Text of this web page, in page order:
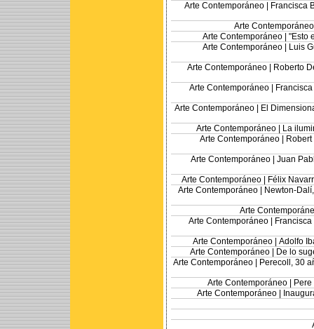
Arte Contemporáneo | Francisca
Arte
Arte Contemporáneo | "Esto
Arte Contemporáneo |
Luis
Arte Contemporáneo | Roberto
Arte Contemporáneo |
Arte Contemporáneo | El
Arte Contemporáneo |
La
Arte Contemporáneo |
Arte Contemporáneo | Juan
Arte Contemporáneo |
Félix
Arte Contemporáneo |
Newton-
Arte
Arte Contemporáneo |
Arte Contemporáneo | Adolfo
Arte Contemporáneo |
De lo
Arte Contemporáneo |
Perecoll, 30
Arte Contemporáneo |
Arte Contemporáneo |